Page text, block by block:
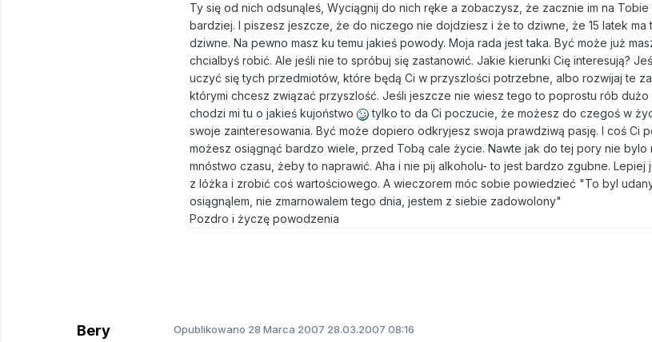
Ty się od nich odsunąleś, Wyciągnij do nich ręke a zobaczysz, że zacznie im na
bardziej. I piszesz jeszcze, że do niczego nie dojdziesz i że to dziwne, że 15 latek ma
dziwne. Na pewno masz ku temu jakieś powody. Moja rada jest taka. Być może już
chcialbyś robić. Ale jeśli nie to spróbuj się zastanowić. Jakie kierunki Cię interesują?
uczyć się tych przedmiotów, które będą Ci w przyszlości potrzebne, albo rozwijaj te
którymi chcesz związać przyszlość. Jeśli jeszcze nie wiesz tego to poprostu rób dużo
chodzi mi tu o jakieś kujoństwo
tylko to da Ci poczucie, że możesz do czegoś w
swoje zainteresowania. Być może dopiero odkryjesz swoja prawdziwą pasję. I coś Ci
możesz osiągnąć bardzo wiele, przed Tobą cale życie. Nawte jak do tej pory nie bylo
mnóstwo czasu, żeby to naprawić. Aha i nie pij alkoholu- to jest bardzo zgubne. Lepiej
z lóżka i zrobić coś wartościowego. A wieczorem móc sobie powiedzieć "To byl
osiągnąlem, nie zmarnowalem tego dnia, jestem z siebie zadowolony"
Pozdro i życzę powodzenia
Bery Opublikowano 28 Marca 2007 28.03.2007 08:16